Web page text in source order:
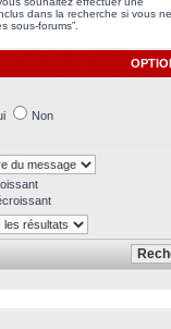
dans la recherche si vous ne
sous-forums”.
Non